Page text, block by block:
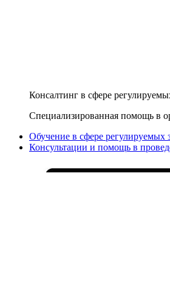
Консалтинг в сфере
Специализированная помощь в
Обучение в сфере регулируемых
Консультации и помощь в